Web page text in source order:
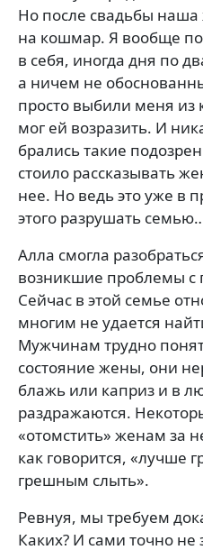
Но после свадьбы
на кошмар. Я вообще
в себя, иногда дня по
а ничем не
просто выбили меня из
мог ей возразить. И
брались такие
стоило рассказывать
нее. Но ведь это уже в
этого разрушать
Алла смогла
возникшие проблемы с
Сейчас в этой семье
многим не удается
Мужчинам трудно
состояние жены, они
блажь или каприз и в
раздражаются.
«отомстить» женам за
как говорится, «лучше
грешным слыть».
Ревнуя, мы требуем
Каких? И сами точно не